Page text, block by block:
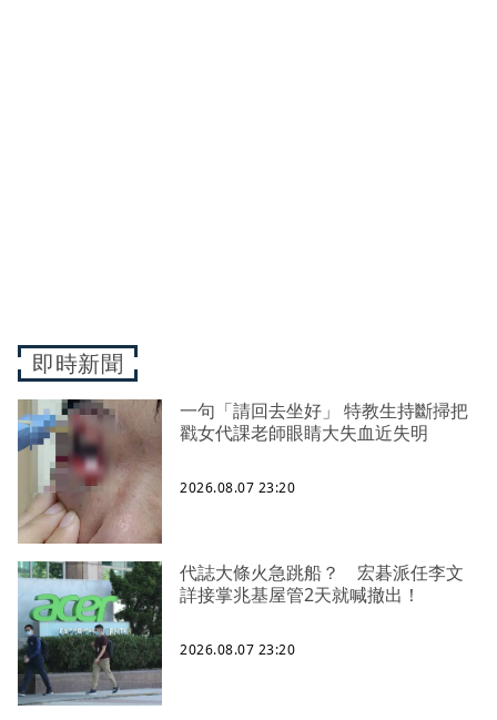
即時新聞
一句「請回去坐好」 特教生持斷掃把
戳女代課老師眼睛大失血近失明
2026.08.07 23:20
代誌大條火急跳船？ 宏碁派任李文
詳接掌兆基屋管2天就喊撤出！
2026.08.07 23:20